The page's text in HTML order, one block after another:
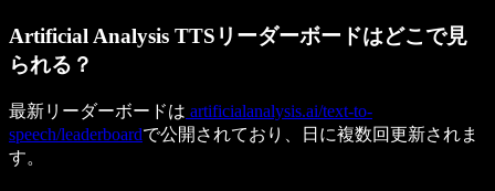
Artificial Analysis TTSリーダーボードはどこで見
られる？
最新リーダーボードは artificialanalysis.ai/text-to-
speech/leaderboardで公開されており、日に複数回更新されま
す。